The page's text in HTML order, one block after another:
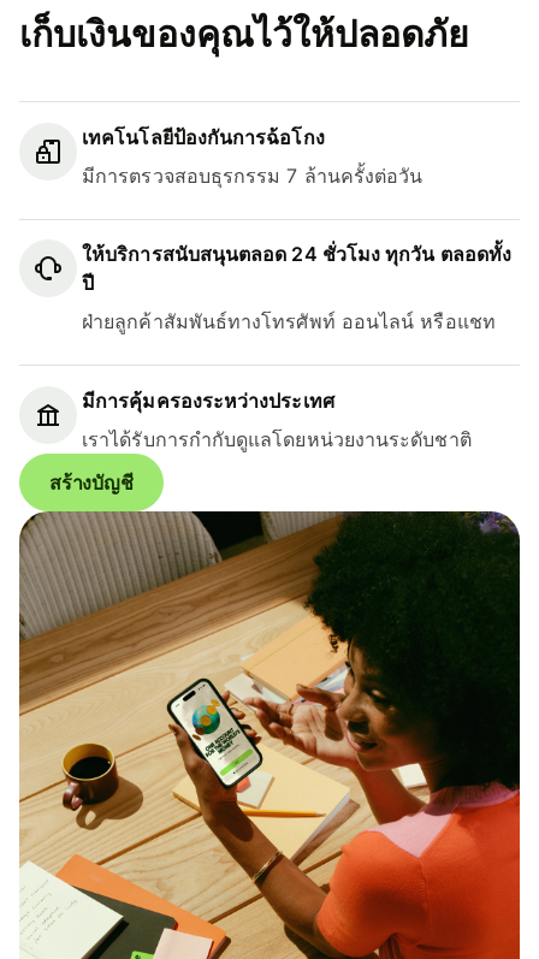
เก็บเงินของคุณไว้ให้ปลอดภัย
เทคโนโลยีป้องกันการฉ้อโกง
มีการตรวจสอบธุรกรรม 7 ล้านครั้งต่อวัน
ให้บริการสนับสนุนตลอด 24 ชั่วโมง ทุกวัน ตลอดทั้ง
ปี
ฝ่ายลูกค้าสัมพันธ์ทางโทรศัพท์ ออนไลน์ หรือแชท
มีการคุ้มครองระหว่างประเทศ
เราได้รับการกำกับดูแลโดยหน่วยงานระดับชาติ
สร้างบัญชี